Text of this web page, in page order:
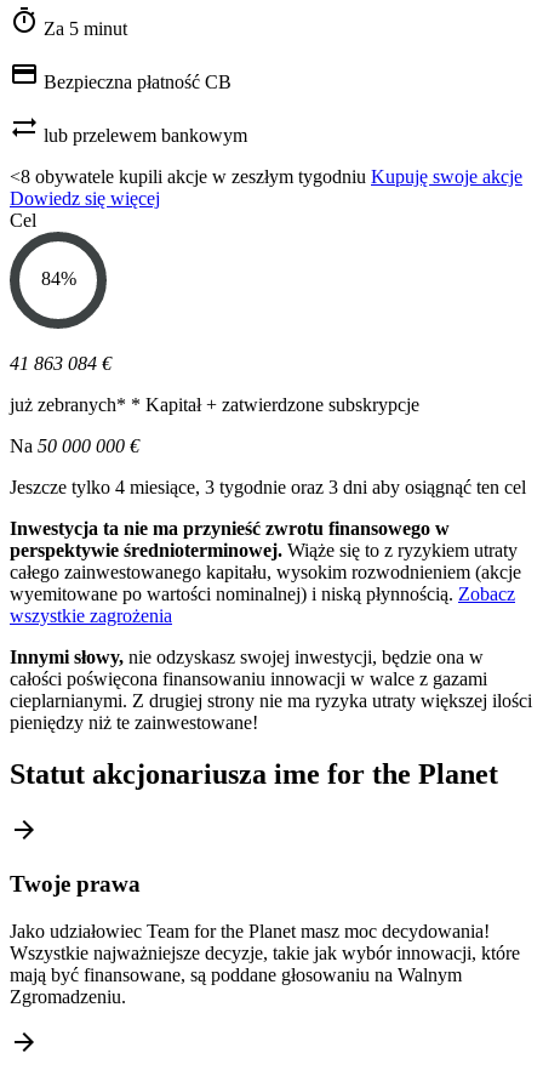
timer Za 5 minut
credit_card Bezpieczna płatność CB
sync_alt lub przelewem bankowym
<8 obywatele kupili akcje w zeszłym tygodniu Kupuję swoje akcje
Dowiedz się więcej
Cel
84%
41 863 084 €
już zebranych* * Kapitał + zatwierdzone subskrypcje
Na 50 000 000 €
Jeszcze tylko 4 miesiące, 3 tygodnie oraz 3 dni aby osiągnąć ten cel
Inwestycja ta nie ma przynieść zwrotu finansowego w
perspektywie średnioterminowej. Wiąże się to z ryzykiem utraty
całego zainwestowanego kapitału, wysokim rozwodnieniem (akcje
wyemitowane po wartości nominalnej) i niską płynnością. Zobacz
wszystkie zagrożenia
Innymi słowy, nie odzyskasz swojej inwestycji, będzie ona w
całości poświęcona finansowaniu innowacji w walce z gazami
cieplarnianymi. Z drugiej strony nie ma ryzyka utraty większej ilości
pieniędzy niż te zainwestowane!
Statut akcjonariusza ime for the Planet
arrow_forward
Twoje prawa
Jako udziałowiec Team for the Planet masz moc decydowania!
Wszystkie najważniejsze decyzje, takie jak wybór innowacji, które
mają być finansowane, są poddane głosowaniu na Walnym
Zgromadzeniu.
arrow_forward